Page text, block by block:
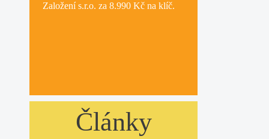
Založení s.r.o. za 8.990 Kč na klíč.
Články